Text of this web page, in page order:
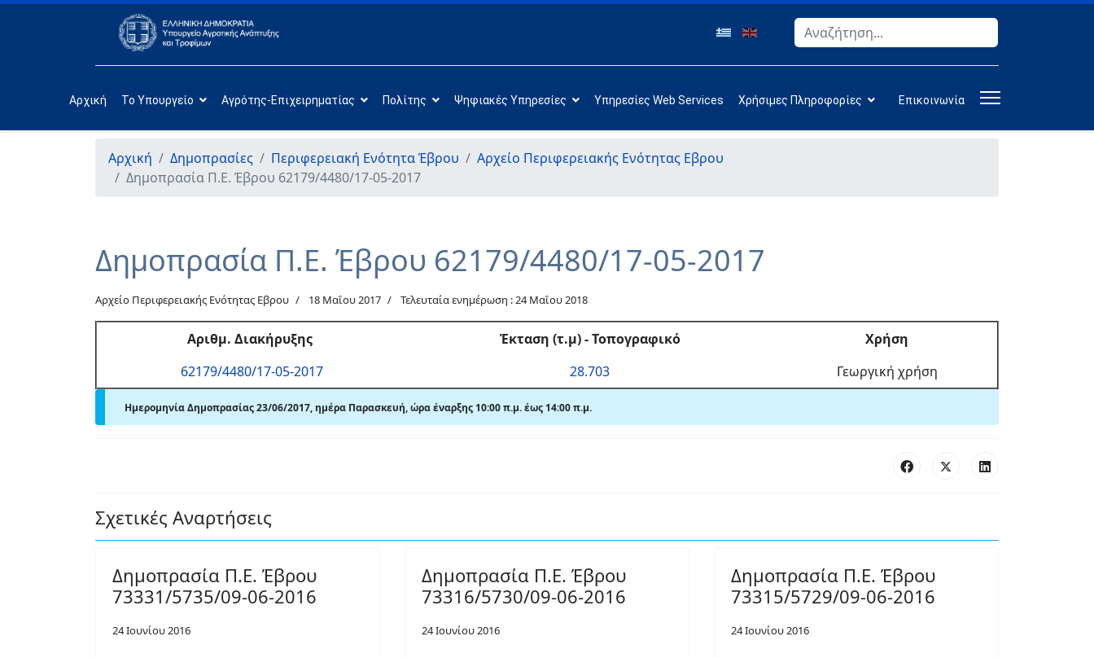
Αναζήτηση
Αρχική Το Υπουργείο Αγρότης-Επιχειρηματίας Πολίτης Ψηφιακές Υπηρεσίες Υπηρεσίες Web Services Χρήσιμες Πληροφορίες Επικοινωνία
Αρχική Δημοπρασίες Περιφερειακή Ενότητα Έβρου
Αρχείο Περιφερειακής Ενότητας Εβρου
Δημοπρασία Π.Ε. Έβρου 62179/4480/17-05-2017
Δημοπρασία Π.Ε. Έβρου 62179/4480/17-05-2017
Αρχείο Περιφερειακής Ενότητας Εβρου 18 Μαΐου 2017 Τελευταία ενημέρωση : 24 Μαΐου 2018
Αριθμ. Διακήρυξης Έκταση (τ.μ) - Τοπογραφικό
Χρήση
62179/4480/17-05-2017
28.703 Γεωργική χρήση
Ημερομηνία Δημοπρασίας 23/06/2017, ημέρα Παρασκευή, ώρα έναρξης 10:00 π.μ. έως 14:00 π.μ.
Σχετικές Αναρτήσεις
Δημοπρασία Π.Ε. Έβρου
73331/5735/09-06-2016
24 Ιουνίου 2016
Δημοπρασία Π.Ε. Έβρου
73316/5730/09-06-2016
24 Ιουνίου 2016
Δημοπρασία Π.Ε. Έβρου
73315/5729/09-06-2016
24 Ιουνίου 2016